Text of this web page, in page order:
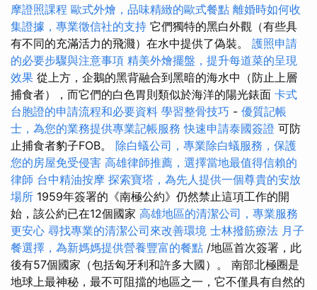
摩證照課程 歐式外燴，品味精緻的歐式餐點 離婚時如何收
集證據，專業徵信社的支持 它們獨特的黑白外觀（有些具
有不同的充滿活力的飛濺）在水中提供了偽裝。 護照申請
的必要步驟與注意事項 精美外燴擺盤，提升每道菜的呈現
效果 從上方，企鵝的黑背融合到黑暗的海水中（防止上層
捕食者），而它們的白色胃則類似於海洋的陽光錶面 卡式
台胞證的申請流程和必要資料 學習整骨技巧 - 優質記帳
士，為您的業務提供專業記帳服務 快速申請泰國簽證 可防
止捕食者豹子FOB。 除白蟻公司，專業除白蟻服務，保護
您的房屋免受侵害 高雄律師推薦，選擇當地最值得信賴的
律師 台中精油按摩 探索寶塔，為先人提供一個尊貴的安放
場所 1959年簽署的《南極公約》仍然禁止這項工作的開
始，該公約已在12個國家 高雄地區的清潔公司，專業服務
更安心 尋找專業的清潔公司來改善環境 士林撥筋療法 月子
餐選擇，為新媽媽提供營養豐富的餐點 /地區首次簽署，此
後有57個國家（包括匈牙利和許多大國）。 南部北極圈是
地球上最神秘，最不可阻擋的地區之一，它不僅具有自然的